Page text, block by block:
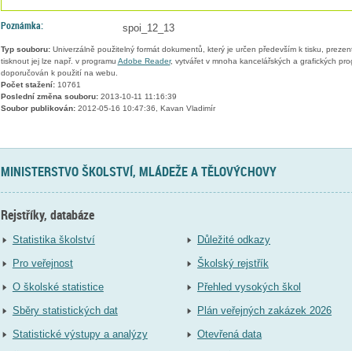
Poznámka: spoi_12_13
Typ souboru:Univerzálně použitelný formát dokumentů, který je určen především k tisku,
tisknout jej lze např. v programu Adobe Reader, vytvářet v mnoha kancelářských a grafických
doporučován k použití na webu.
Počet stažení:10761
Poslední změna souboru:2013-10-11 11:16:39
Soubor publikován:2012-05-16 10:47:36, Kavan Vladimír
MINISTERSTVO ŠKOLSTVÍ, MLÁDEŽE A TĚLOVÝCHOVY
Rejstříky, databáze
Statistika školství
Pro veřejnost
O školské statistice
Sběry statistických dat
Statistické výstupy a analýzy
Důležité odkazy
Školský rejstřík
Přehled vysokých škol
Plán veřejných zakázek 2026
Otevřená data